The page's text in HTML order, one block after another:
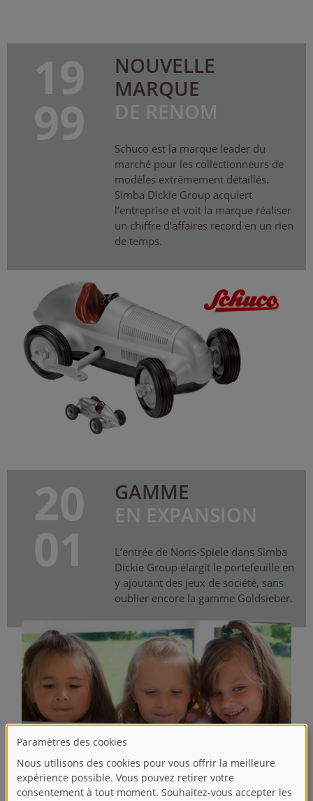
19
99
NOUVELLE
MARQUE
DE RENOM
Schuco est la marque leader du
marché pour les collectionneurs de
modèles extrêmement détaillés.
Simba Dickie Group acquiert
l’entreprise et voit la marque réaliser
un chiffre d’affaires record en un rien
de temps.
20
01
GAMME
EN EXPANSION
L’entrée de Noris-Spiele dans Simba
Dickie Group élargit le portefeuille en
y ajoutant des jeux de société, sans
oublier encore la gamme Goldsieber.